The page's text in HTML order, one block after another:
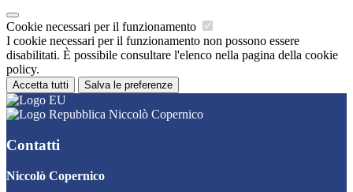
Cookie necessari per il funzionamento
I cookie necessari per il funzionamento non possono essere
disabilitati. È possibile consultare l'elenco nella pagina della cookie
policy.
Accetta tutti Salva le preferenze
Niccolò Copernico
Contatti
Niccolò Copernico